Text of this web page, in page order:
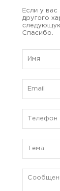
Если у
другого
Спасибо.